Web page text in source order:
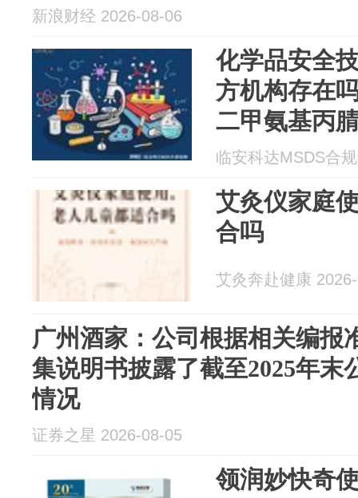
新浪财经 2026-08-06
化学品安全
方机构存在
二甲氨基丙
临安科达MSDS合
艾灸仪家庭
合吗
艾灸奔赴健康
广州酒家：公司根据相关编报
集说明书披露了截至2025年末
情况
证券之星 2026-08-05
领润妙快奇